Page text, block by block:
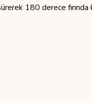
180 derece fırında